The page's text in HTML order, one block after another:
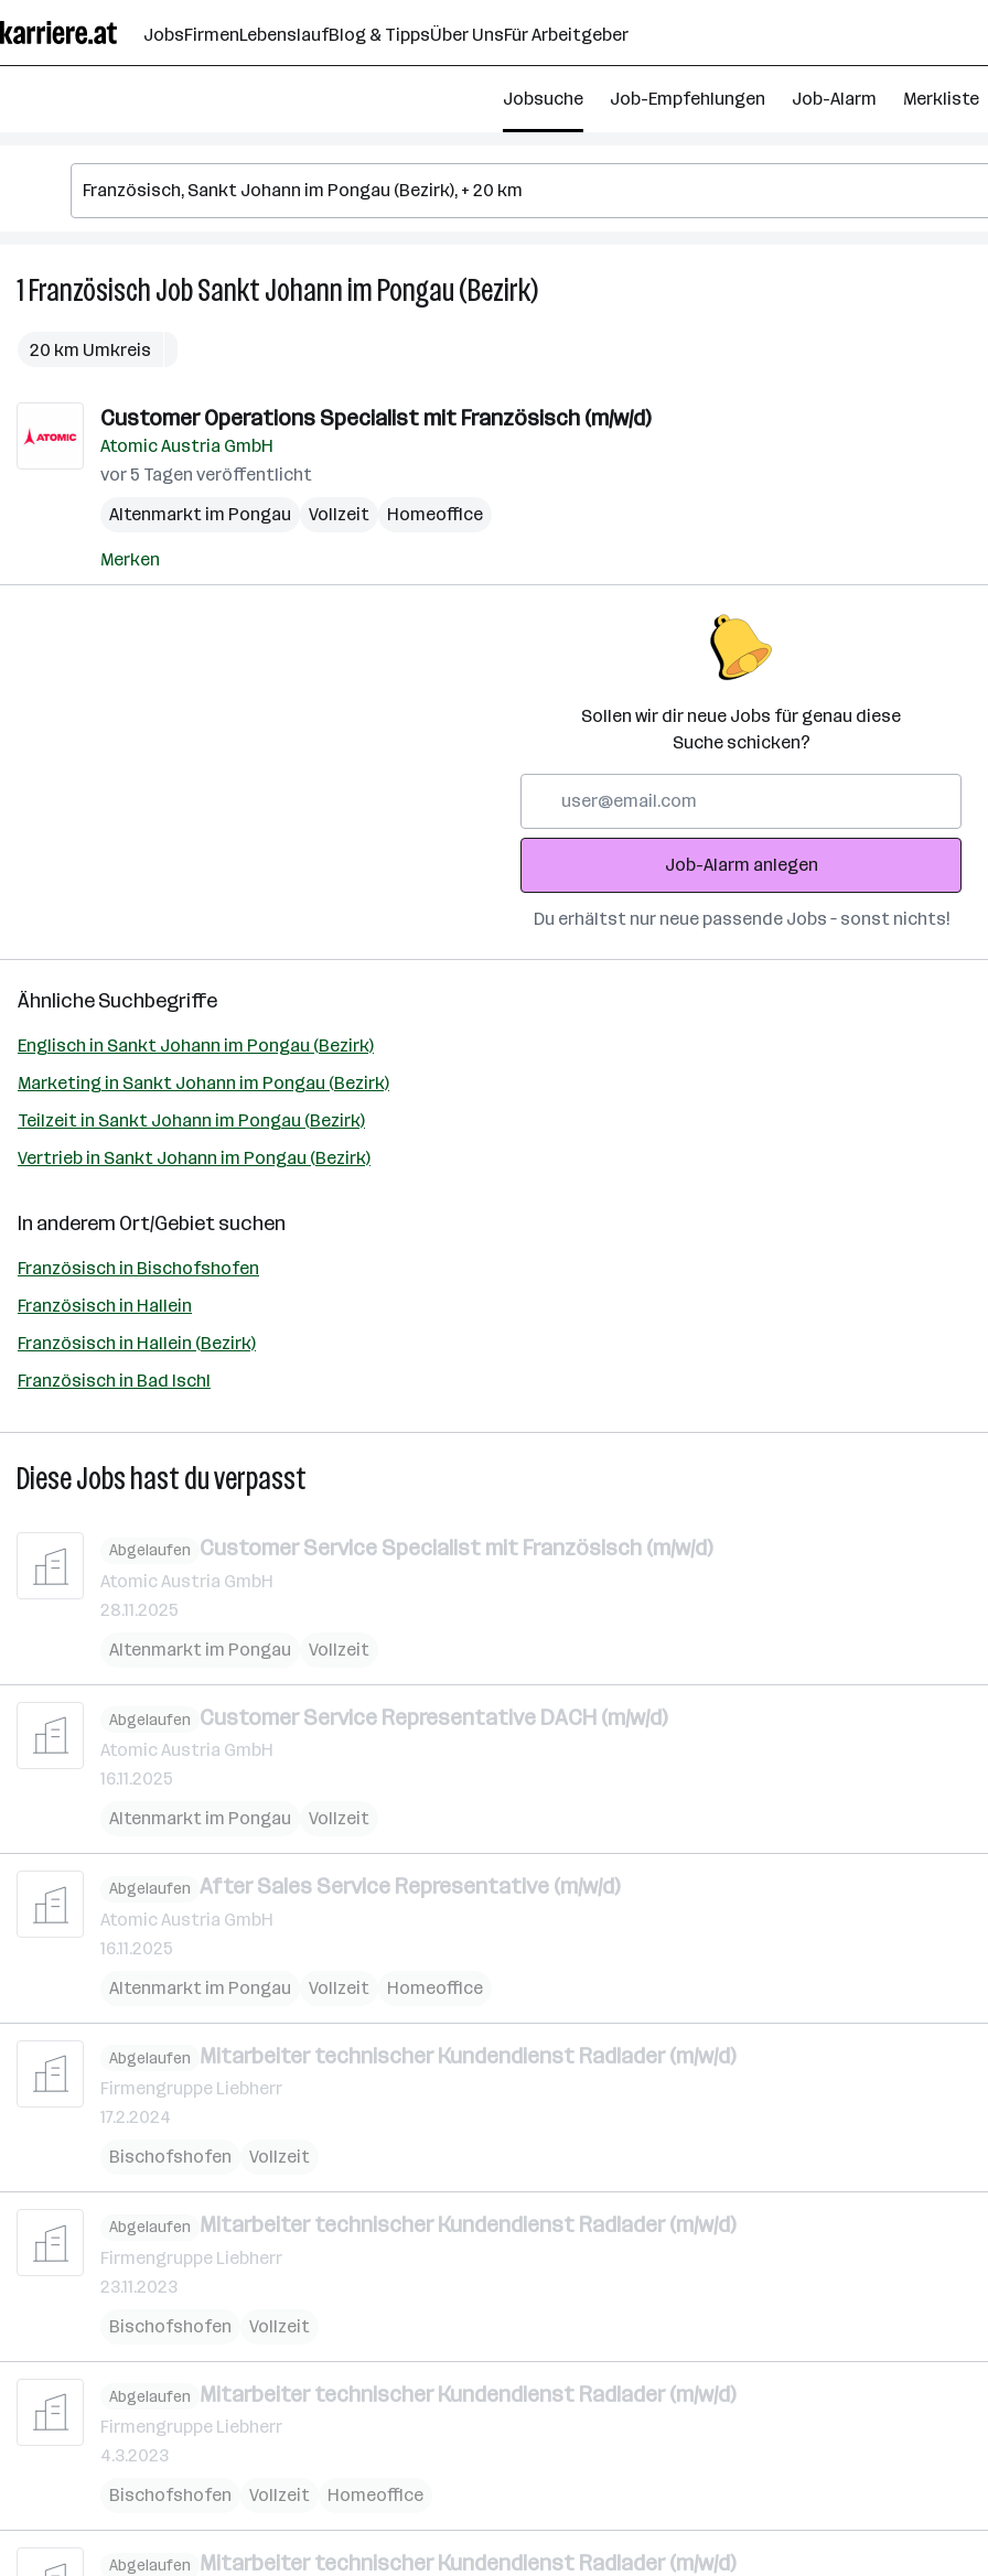
Seiteninhalt
springen
JobsFirmenLebenslaufBlog & TippsÜber UnsFür Arbeitgeber
Jobsuche Job-Empfehlungen Job-Alarm Merkliste
1FranzösischJobSankt Johann im Pongau (Bezirk)1
Johann
20 km Umkreis
Customer Operations Specialist mit Französisch (m/w/d)
Atomic Austria GmbH
vor 5 Tagen veröffentlicht
Altenmarkt im Pongau
Vollzeit Homeoffice
Merken
Sollen wir dir neue Jobs für genau diese
Suche schicken?
Adresse
Job-Alarm anlegen
Du erhältst nur neue passende Jobs – sonst nichts!
Ähnliche Suchbegriffe
Englisch in Sankt Johann im Pongau (Bezirk)
Marketing in Sankt Johann im Pongau (Bezirk)
Teilzeit in Sankt Johann im Pongau (Bezirk)
Vertrieb in Sankt Johann im Pongau (Bezirk)
In anderem Ort/Gebiet suchen
Französisch in Bischofshofen
Französisch in Hallein
Französisch in Hallein (Bezirk)
Französisch in Bad Ischl
Diese Jobs hast du verpasst
Abgelaufen Customer Service Specialist mit Französisch (m/w/d)
Atomic Austria GmbH
28.11.2025
Altenmarkt im Pongau
Vollzeit
Abgelaufen Customer Service Representative DACH (m/w/d)
Atomic Austria GmbH
16.11.2025
Altenmarkt im Pongau
Vollzeit
Abgelaufen After Sales Service Representative (m/w/d)
Atomic Austria GmbH
16.11.2025
Altenmarkt im Pongau
Vollzeit Homeoffice
Abgelaufen Mitarbeiter technischer Kundendienst Radlader (m/w/d)
Firmengruppe Liebherr
17.2.2024
Bischofshofen
Vollzeit
Abgelaufen Mitarbeiter technischer Kundendienst Radlader (m/w/d)
Firmengruppe Liebherr
23.11.2023
Bischofshofen
Vollzeit
Abgelaufen Mitarbeiter technischer Kundendienst Radlader (m/w/d)
Firmengruppe Liebherr
4.3.2023
Bischofshofen
Vollzeit Homeoffice
Abgelaufen Mitarbeiter technischer Kundendienst Radlader (m/w/d)